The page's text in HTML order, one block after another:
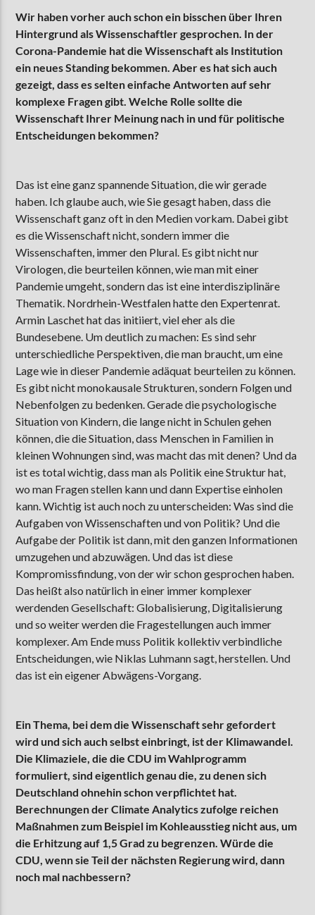
Wir haben vorher auch schon ein bisschen über Ihren
Hintergrund als Wissenschaftler gesprochen. In der
Corona-Pandemie hat die Wissenschaft als Institution
ein neues Standing bekommen. Aber es hat sich auch
gezeigt, dass es selten einfache Antworten auf sehr
komplexe Fragen gibt. Welche Rolle sollte die
Wissenschaft Ihrer Meinung nach in und für politische
Entscheidungen bekommen?
Das ist eine ganz spannende Situation, die wir gerade
haben. Ich glaube auch, wie Sie gesagt haben, dass die
Wissenschaft ganz oft in den Medien vorkam. Dabei gibt
es die Wissenschaft nicht, sondern immer die
Wissenschaften, immer den Plural. Es gibt nicht nur
Virologen, die beurteilen können, wie man mit einer
Pandemie umgeht, sondern das ist eine interdisziplinäre
Thematik. Nordrhein-Westfalen hatte den Expertenrat.
Armin Laschet hat das initiiert, viel eher als die
Bundesebene. Um deutlich zu machen: Es sind sehr
unterschiedliche Perspektiven, die man braucht, um eine
Lage wie in dieser Pandemie adäquat beurteilen zu können.
Es gibt nicht monokausale Strukturen, sondern Folgen und
Nebenfolgen zu bedenken. Gerade die psychologische
Situation von Kindern, die lange nicht in Schulen gehen
können, die die Situation, dass Menschen in Familien in
kleinen Wohnungen sind, was macht das mit denen? Und da
ist es total wichtig, dass man als Politik eine Struktur hat,
wo man Fragen stellen kann und dann Expertise einholen
kann. Wichtig ist auch noch zu unterscheiden: Was sind die
Aufgaben von Wissenschaften und von Politik? Und die
Aufgabe der Politik ist dann, mit den ganzen Informationen
umzugehen und abzuwägen. Und das ist diese
Kompromissfindung, von der wir schon gesprochen haben.
Das heißt also natürlich in einer immer komplexer
werdenden Gesellschaft: Globalisierung, Digitalisierung
und so weiter werden die Fragestellungen auch immer
komplexer. Am Ende muss Politik kollektiv verbindliche
Entscheidungen, wie Niklas Luhmann sagt, herstellen. Und
das ist ein eigener Abwägens-Vorgang.
Ein Thema, bei dem die Wissenschaft sehr gefordert
wird und sich auch selbst einbringt, ist der Klimawandel.
Die Klimaziele, die die CDU im Wahlprogramm
formuliert, sind eigentlich genau die, zu denen sich
Deutschland ohnehinschon verpflichtet hat.
Berechnungen der Climate Analytics zufolge reichen
Maßnahmen zum Beispiel im Kohleausstieg nicht aus, um
die Erhitzung auf 1,5 Grad zu begrenzen. Würde die
CDU, wenn sie Teil der nächsten Regierung wird, dann
noch mal nachbessern?